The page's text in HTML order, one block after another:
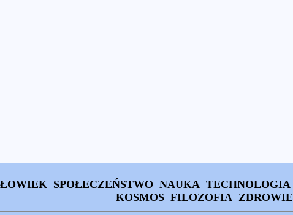
SPOŁECZEŃSTWO NAUKA TECHNOLOGIA
KOSMOS FILOZOFIA ZDROWIE